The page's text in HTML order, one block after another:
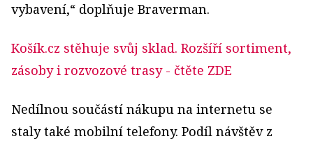
vybavení,“ doplňuje Braverman.
Košík.cz stěhuje svůj sklad. Rozšíří sortiment,
zásoby i rozvozové trasy- čtěte ZDE
Nedílnou součástí nákupu na internetu se
staly také mobilní telefony. Podíl návštěv z